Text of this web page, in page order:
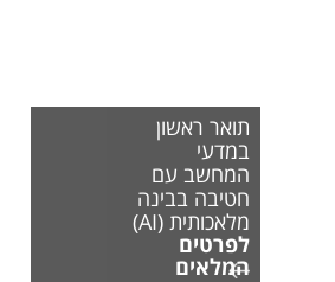
תואר ראשון
במדעי
המחשב עם
חטיבה בבינה
מלאכותית (AI)
לפרטים
המלאים